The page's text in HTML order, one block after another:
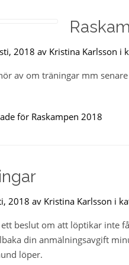
2018 av Kristina Karlsson i
av om träningar mm senare
för Raskampen 2018
2018 av Kristina Karlsson i
beslut om att löptikar inte
din anmälningsavgift
löper.